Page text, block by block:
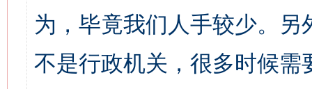
为，毕竟我们人手较少。
不是行政机关，很多时候